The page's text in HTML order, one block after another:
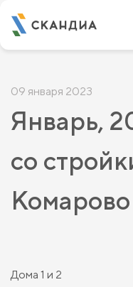
09 января 2023
Январь,
со
Комарово
Дома 1 и 2